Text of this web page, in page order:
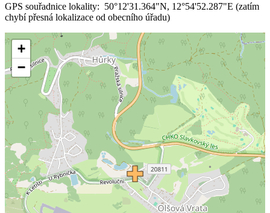
GPS souřadnice lokality: 50°12'31.364"N, 12°54'52.287"E (zatím
chybí přesná lokalizace od obecního úřadu)
+
−